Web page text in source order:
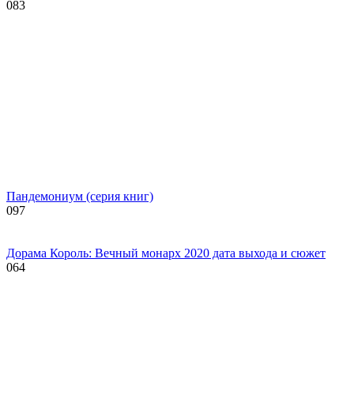
083
Пандемониум (серия книг)
097
Дорама Король: Вечный монарх 2020 дата выхода и сюжет
064